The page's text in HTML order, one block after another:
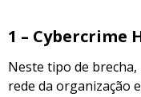
1 – Cybercrime
Neste tipo de
rede da organização